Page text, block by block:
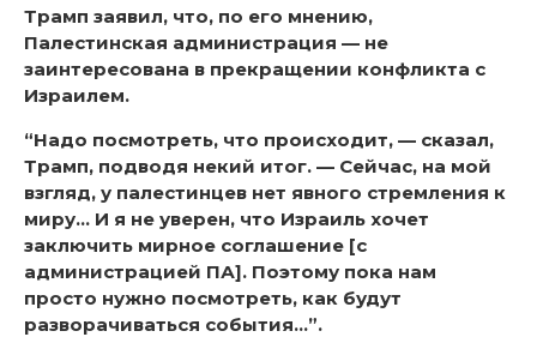
Трамп заявил, что, по его мнению,
Палестинская администрация — не
заинтересована в прекращении конфликта с
Израилем.
“Надо посмотреть, что происходит, — сказал,
Трамп, подводя некий итог. — Сейчас, на мой
взгляд, у палестинцев нет явного стремления к
миру… И я не уверен, что Израиль хочет
заключить мирное соглашение [с
администрацией ПА]. Поэтому пока нам
просто нужно посмотреть, как будут
разворачиваться события…”.